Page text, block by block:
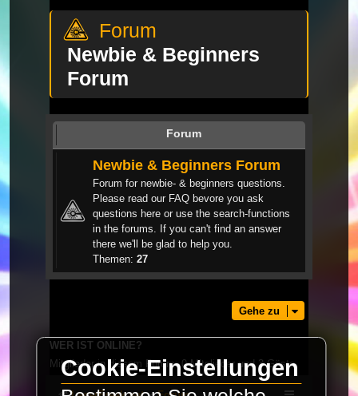
Newbie & Beginners
Forum
Forum
Newbie & Beginners Forum
Forum for newbie- & beginners questions.
Please read our FAQ bevore you ask
questions here or use the search-functions
in the forums. If you can't find an answer
there we'll be glad to help you.
Themen: 27
Gehe zu
WER IST ONLINE?
Mitglieder in diesem Forum: 0 Mitglieder und 3 Gäste
Cookie-Einstellungen